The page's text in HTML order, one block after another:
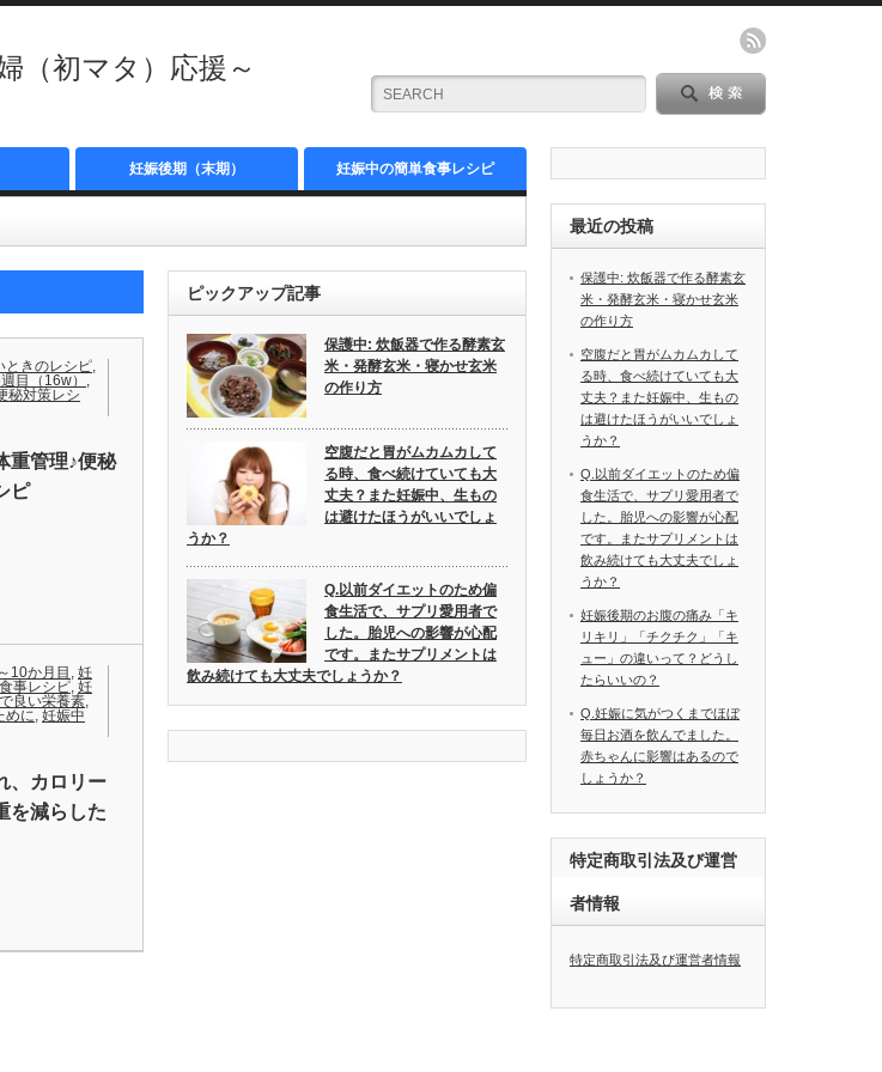
（初マタ）応援～
妊娠後期（末期） 妊娠中の簡単食事レシピ
きのレシピ,
目（16w） ,
秘対策レシ
重管理♪便秘
ピ
10か月目 , 妊
事レシピ, 妊
良い栄養素,
めに, 妊娠中
、カロリー
を減らした
ピックアップ記事
保護中: 炊飯器で作る酵素玄
米・発酵玄米・寝かせ玄米
の作り方
空腹だと胃がムカムカして
る時、食べ続けていても大
丈夫？また妊娠中、生もの
は避けたほうがいいでしょ
うか？
Q.以前ダイエットのため偏
食生活で、サプリ愛用者で
した。胎児への影響が心配
です。またサプリメントは
飲み続けても大丈夫でしょうか？
最近の投稿
保護中: 炊飯器で作る酵素玄
米・発酵玄米・寝かせ玄米
の作り方
空腹だと胃がムカムカして
る時、食べ続けていても大
丈夫？また妊娠中、生もの
は避けたほうがいいでしょ
うか？
Q.以前ダイエットのため偏
食生活で、サプリ愛用者で
した。胎児への影響が心配
です。またサプリメントは
飲み続けても大丈夫でしょ
うか？
妊娠後期のお腹の痛み「キ
リキリ」「チクチク」「キ
ュー」の違いって？どうし
たらいいの？
Q.妊娠に気がつくまでほぼ
毎日お酒を飲んでました。
赤ちゃんに影響はあるので
しょうか？
特定商取引法及び運営
者情報
特定商取引法及び運営者情報